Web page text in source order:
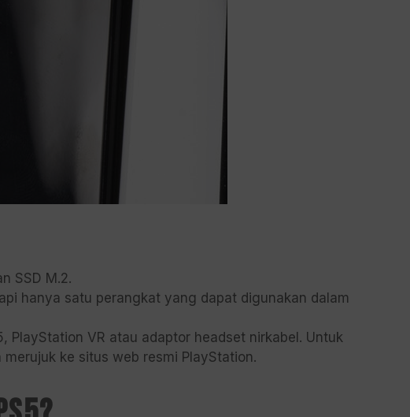
SSD M.2.
hanya satu perangkat yang dapat digunakan dalam
PlayStation VR atau adaptor headset nirkabel. Untuk
ke situs web resmi PlayStation.